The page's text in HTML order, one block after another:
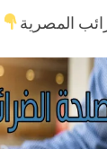
المصرية